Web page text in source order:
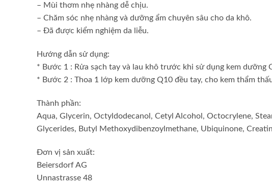
– Mùi thơm nhẹ nhàng dễ chịu.
– Chăm sóc nhẹ nhàng và dưỡng ẩm chuyên sâu cho da khô.
– Đã được kiểm nghiệm da liễu.
Hướng dẫn sử dụng:
* Bước 1 : Rửa sạch tay và lau khô trước khi sử dụng kem dưỡng
* Bước 2 : Thoa 1 lớp kem dưỡng Q10 đều tay, cho kem thẩm
Thành phần:
Aqua, Glycerin, Octyldodecanol, Cetyl Alcohol, Octocrylene,
Glycerides, Butyl Methoxydibenzoylmethane, Ubiquinone,
Đơn vị sản xuất:
Beiersdorf AG
Unnastrasse 48